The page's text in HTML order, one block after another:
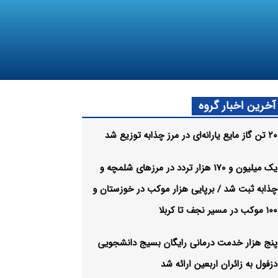
آخرین اخبار گروه
۲۰ تن گاز مایع یارانه‌ای در مرز چذابه توزیع شد
یک میلیون و ۱۷۰ هزار تردد در مرزهای شلمچه و
چذابه ثبت شد / برپایی هزار موکب در خوزستان و
۱۰۰ موکب در مسیر نجف تا کربلا
پنج هزار خدمت درمانی رایگان بسیج دانشجویی
دزفول به زائران اربعین ارائه شد